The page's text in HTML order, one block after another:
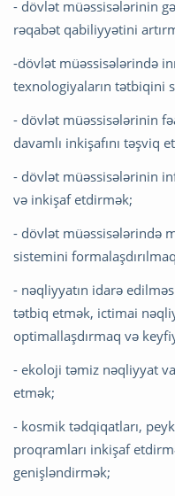
- dövlət müəssisələrinin
rəqabət qabiliyyətini
-dövlət müəssisələrində
texnologiyaların tətbiqini
- dövlət müəssisələrinin
davamlı inkişafını təşviq
- dövlət müəssisələrinin
və inkişaf etdirmək;
- dövlət müəssisələrində
sistemini
- nəqliyyatın idarə
tətbiq etmək, ictimai
optimallaşdırmaq və
- ekoloji təmiz nəqliyyat
etmək;
- kosmik tədqiqatları,
proqramları inkişaf
genişləndirmək;